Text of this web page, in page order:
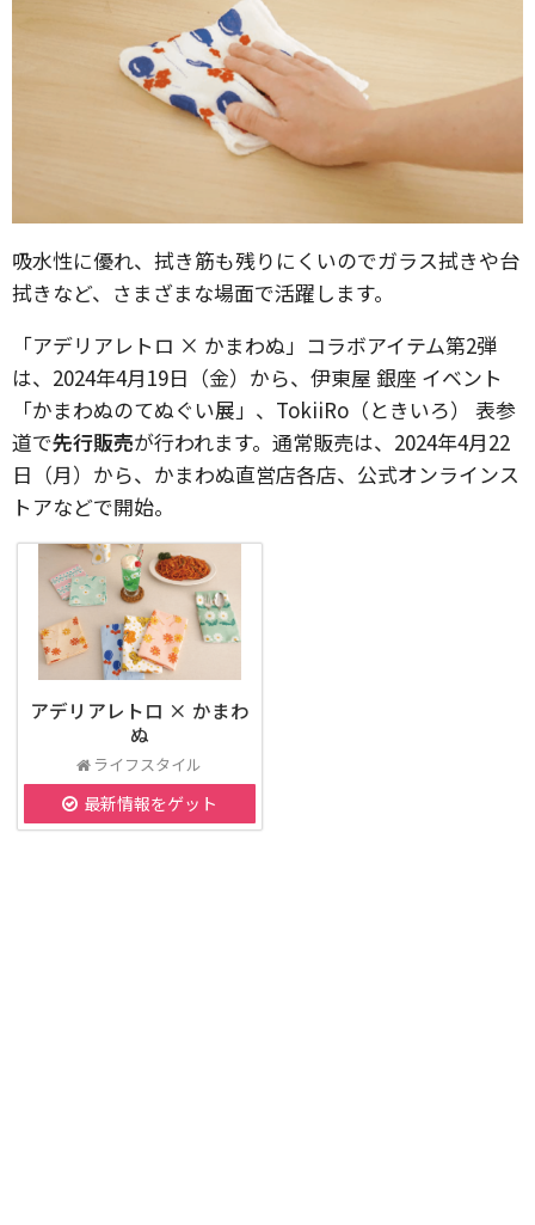
吸水性に優れ、拭き筋も残りにくいのでガラス拭きや台
拭きなど、さまざまな場面で活躍します。
「アデリアレトロ × かまわぬ」コラボアイテム第2弾
は、2024年4月19日（金）から、伊東屋 銀座 イベント
「かまわぬのてぬぐい展」、TokiiRo（ときいろ） 表参
道で先行販売が行われます。通常販売は、2024年4月22
日（月）から、かまわぬ直営店各店、公式オンラインス
トアなどで開始。
アデリアレトロ × かまわ
ぬ
ライフスタイル
最新情報をゲット